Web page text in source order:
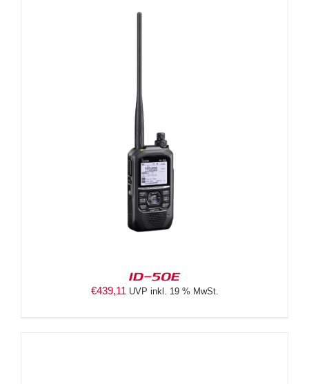
ID-50E
€439,11 UVP inkl. 19 % MwSt.